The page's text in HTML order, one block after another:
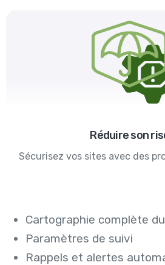
Réduire son
Sécurisez vos sites avec des
Cartographie complète
Paramètres de suivi
Rappels et alertes